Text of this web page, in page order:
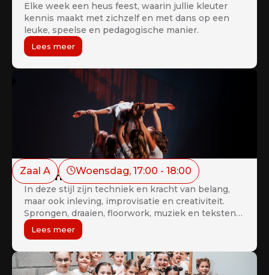
Elke week een heus feest, waarin jullie kleuter
kennis maakt met zichzelf en met dans op een
leuke, speelse en pedagogische manier.
Lees meer
Zaal A Woensdag, 17:00 - 18:00
Modern kids 8+
In deze stijl zijn techniek en kracht van belang,
maar ook inleving, improvisatie en creativiteit.
Sprongen, draaien, floorwork, muziek en teksten
zullen voor jou geen geheimen meer kennen. De
les is geschikt voor beginners en gevorderden.
(vanaf 8 jaar)
Lees meer